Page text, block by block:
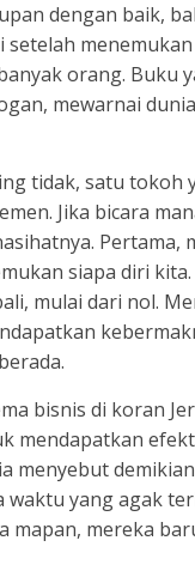
dengan baik,
orang. Buku
mewarnai
tidak, satu tokoh
Jika bicara
Pertama,
siapa diri kita.
mulai dari nol.
bisnis di koran
mendapatkan
menyebut
yang agak
mapan, mereka